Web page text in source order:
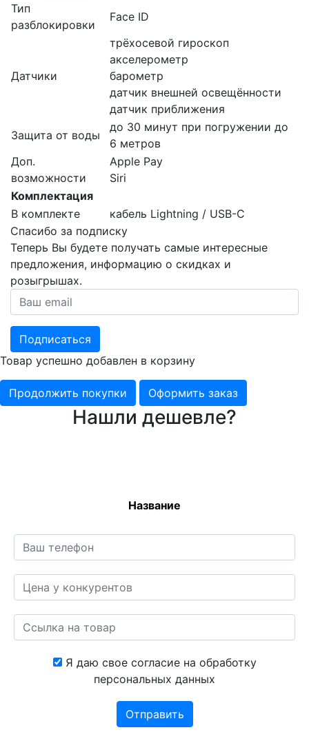
Тип
разблокировки
Face ID
Датчики
трёхосевой гироскоп
акселерометр
барометр
датчик внешней освещённости
датчик приближения
Защита от воды
до 30 минут при погружении до
6 метров
Доп.
возможности
Apple Pay
Siri
Комплектация
В комплекте
кабель Lightning / USB-C
Спасибо за подписку
Теперь Вы будете получать самые интересные
предложения, информацию о скидках и
розыгрышах.
Подписаться
Товар успешно добавлен в корзину
Продолжить покупки Оформить заказ
Нашли дешевле?
Название
Я даю свое согласие на обработку
персональных данных